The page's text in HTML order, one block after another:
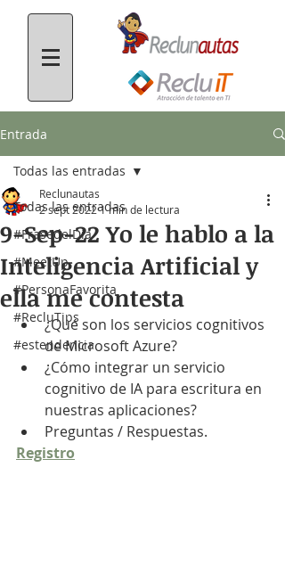
Entrada
Todas las entradas
#FrasedelDía
#MeetUp
#PersonaFavorita
#RecluTips
#estendencia
Todas las entradas
9-Sep-22 Yo le hablo a la
Inteligencia Artificial y
ella me contesta
Reclunautas
2 sept 20221 min de lectura
¿Qué son los servicios cognitivos
de Microsoft Azure?
¿Cómo integrar un servicio
cognitivo de IA para escritura en
nuestras aplicaciones?
Preguntas / Respuestas.
Registro